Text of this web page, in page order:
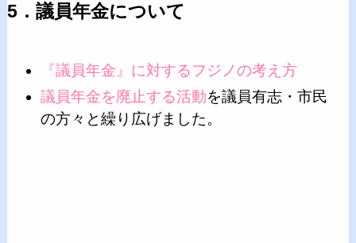
5．議員年金について
『議員年金』に対するフジノの考え方
議員年金を廃止する活動を議員有志・市民
の方々と繰り広げました。